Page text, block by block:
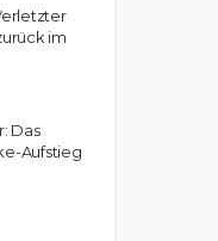
im
Das
Aufstieg